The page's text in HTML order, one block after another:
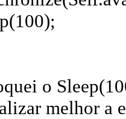
o
melhor a